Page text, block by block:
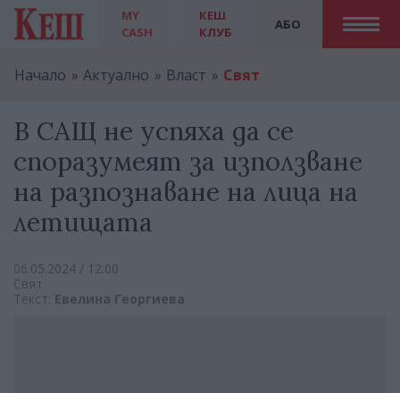
MY
CASH
АБО
КЕШ
КЛУБ
Начало Актуално Власт Свят
В САЩ не успяха да се
споразумеят за използване
на разпознаване на лица на
летищата
06.05.2024 / 12:00
Свят
Текст: Евелина Георгиева